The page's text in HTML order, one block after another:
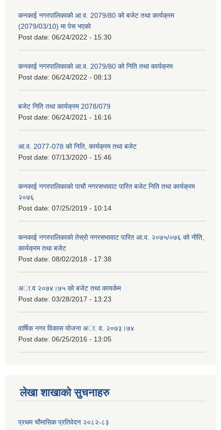
कनकाई नगरपालिकाको आ.व. 2079/80 को बजेट तथा कार्यक्रम
(2079/03/10) मा पेस भएको
Post date: 06/24/2022 - 15:30
कनकाई नगरपालिकाको आ.व. 2079/80 को निति तथा कार्यक्रम
Post date: 06/24/2022 - 08:13
बजेट निति तथा कार्यक्रम 2078/079
Post date: 06/24/2021 - 16:16
आ.व. 2077-078 को निति, कार्यक्रम तथा बजेट
Post date: 07/13/2020 - 15:46
कनकाई नगरपालिकाको पाचौ नगरसभावाट पारित बजेट निति तथा कार्यक्रम
२०७६
Post date: 07/25/2019 - 10:14
कनकाई नगरपालिकाको तेस्रो नगरसभावाट पारित आ.व. २०७५/०७६ को नीति,
कार्यक्रम तथा बजेट
Post date: 08/02/2018 - 17:38
अा.व २०७४।७५ काे बजेट तथा कायर्कम
Post date: 03/28/2017 - 13:23
वार्षिक नगर विकास योजना अा. व. २०७३।७४
Post date: 06/25/2016 - 13:05
लेखा शाखाको सुचनाहरु
प्रथम चौमासिक प्रतिवेदन २०८२-८३